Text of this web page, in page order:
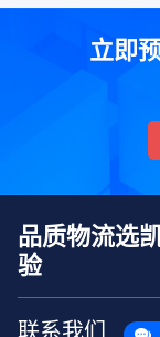
立即
品质物流选
验
联系我们